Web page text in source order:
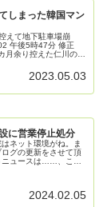
しまった韓国マン
えて地下駐車場崩
午後5時47分 修正
余り控えた仁川のマ
2023.05.03
に営業停止処分
ネット環境がね。ま
グの更新をさせて頂
ニュースは……、こ
2024.02.05